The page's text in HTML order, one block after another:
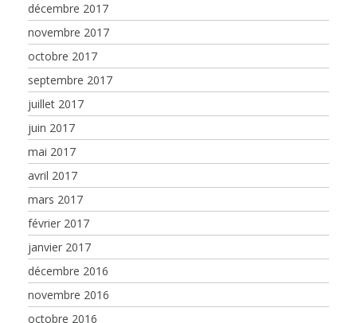
décembre 2017
novembre 2017
octobre 2017
septembre 2017
juillet 2017
juin 2017
mai 2017
avril 2017
mars 2017
février 2017
janvier 2017
décembre 2016
novembre 2016
octobre 2016